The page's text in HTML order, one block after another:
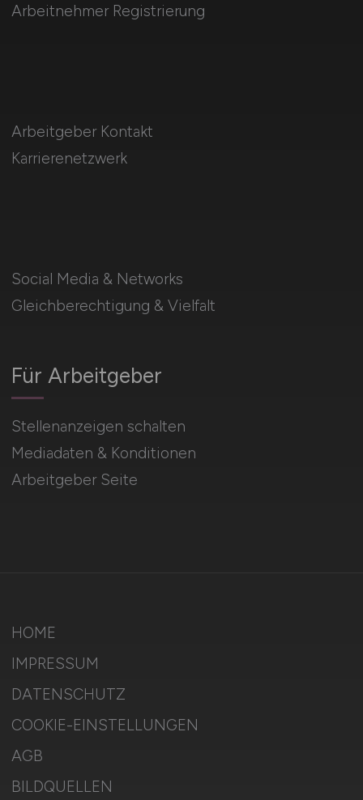
Arbeitnehmer Registrierung
Social Media & Networks
Gleichberechtigung & Vielfalt
Für Arbeitgeber
Stellenanzeigen schalten
Mediadaten & Konditionen
Arbeitgeber Seite
Arbeitgeber Kontakt
Karrierenetzwerk
HOME
IMPRESSUM
DATENSCHUTZ
COOKIE-EINSTELLUNGEN
AGB
BILDQUELLEN